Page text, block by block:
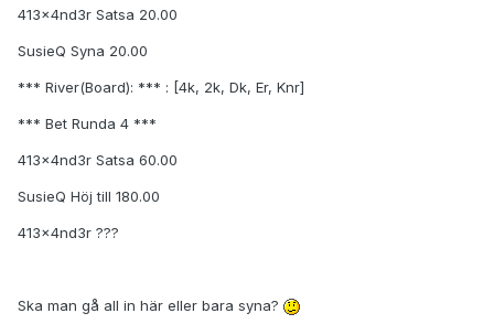
413x4nd3r Satsa 20.00
SusieQ Syna 20.00
*** River(Board): *** : [4k, 2k, Dk, Er, Knr]
*** Bet Runda 4 ***
413x4nd3r Satsa 60.00
SusieQ Höj till 180.00
413x4nd3r ???
Ska man gå all in här eller bara syna?